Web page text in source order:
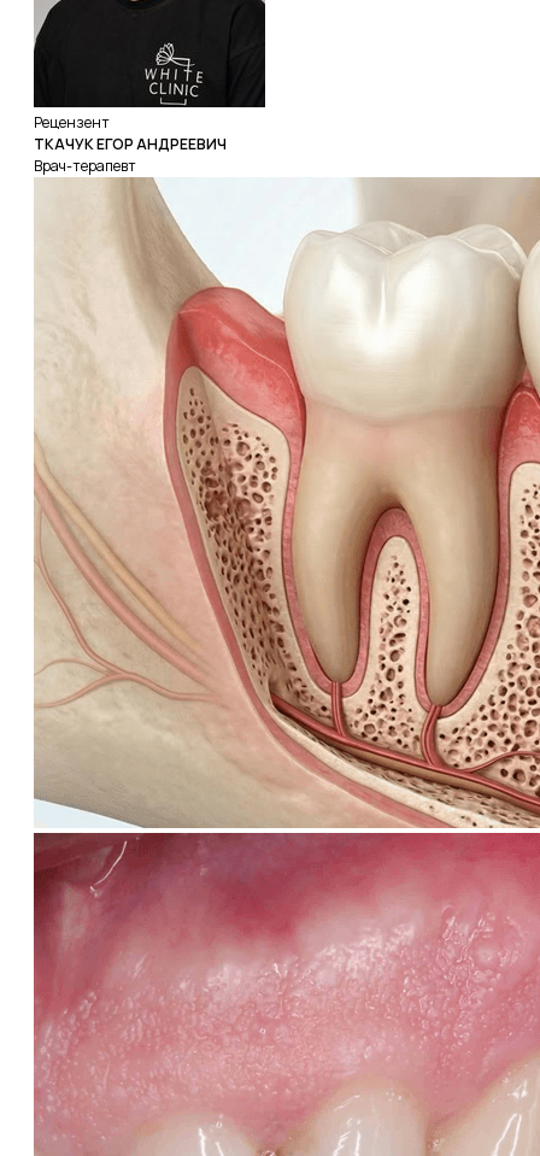
Рецензент
ТКАЧУК ЕГОР АНДРЕЕВИЧ
Врач-терапевт